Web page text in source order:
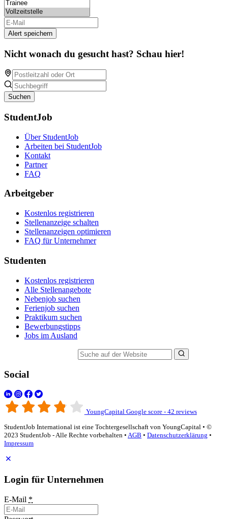
Alert speichern
Nicht wonach du gesucht hast? Schau hier!
Suchen
StudentJob
Über StudentJob
Arbeiten bei StudentJob
Kontakt
Partner
FAQ
Arbeitgeber
Kostenlos registrieren
Stellenanzeige schalten
Stellenanzeigen optimieren
FAQ für Unternehmer
Studenten
Kostenlos registrieren
Alle Stellenangebote
Nebenjob suchen
Ferienjob suchen
Praktikum suchen
Bewerbungstipps
Jobs im Ausland
Social
YoungCapital Google score - 42 reviews
StudentJob International ist eine Tochtergesellschaft von YoungCapital • ©
2023 StudentJob - Alle Rechte vorbehalten • AGB • Datenschutzerklärung •
Impressum
Login für Unternehmen
E-Mail *